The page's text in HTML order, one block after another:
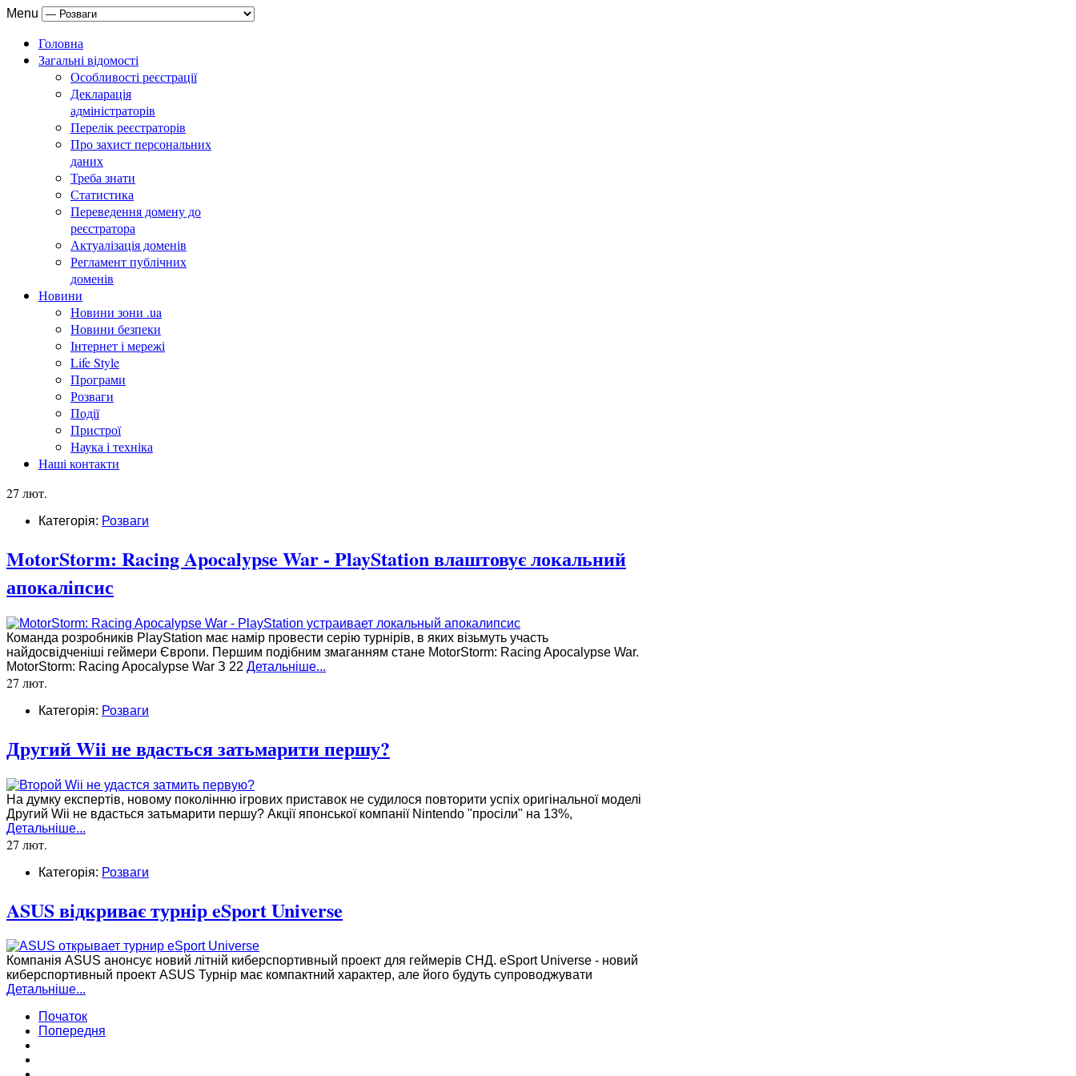
Menu
Головна
Загальні відомості
Особливості реєстрації
Декларація
адміністраторів
Перелік реєстраторів
Про захист персональних
даних
Треба знати
Статистика
Переведення домену до
реєстратора
Актуалізація доменів
Регламент публічних
доменів
Новини
Новини зони .ua
Новини безпеки
Інтернет і мережі
Life Style
Програми
Розваги
Події
Пристрої
Наука і техніка
Наші контакти
27 лют.
Категорія: Розваги
MotorStorm: Racing Apocalypse War - PlayStation влаштовує локальний
апокаліпсис
Команда розробників PlayStation має намір провести серію турнірів, в яких візьмуть участь
найдосвідченіші геймери Європи. Першим подібним змаганням стане MotorStorm: Racing Apocalypse War.
MotorStorm: Racing Apocalypse War З 22 Детальніше...
27 лют.
Категорія: Розваги
Другий Wii не вдасться затьмарити першу?
На думку експертів, новому поколінню ігрових приставок не судилося повторити успіх оригінальної моделі
Другий Wii не вдасться затьмарити першу? Акції японської компанії Nintendo "просіли" на 13%,
Детальніше...
27 лют.
Категорія: Розваги
ASUS відкриває турнір eSport Universe
Компанія ASUS анонсує новий літній киберспортивный проект для геймерів СНД. eSport Universe - новий
киберспортивный проект ASUS Турнір має компактний характер, але його будуть супроводжувати
Детальніше...
Початок
Попередня